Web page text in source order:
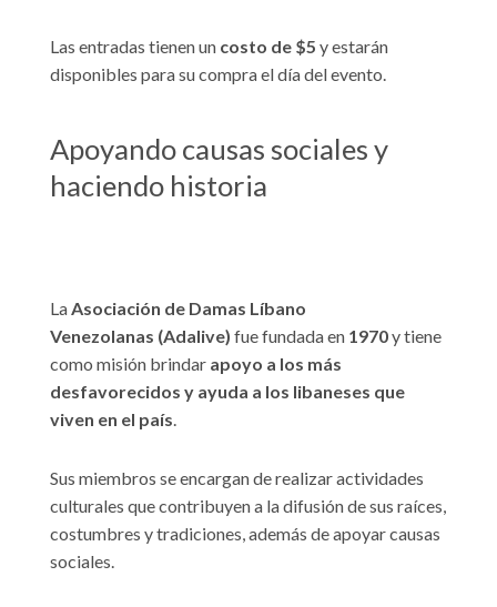
Las entradas tienen un costo de $5 y estarán
disponibles para su compra el día del evento.
Apoyando causas sociales y
haciendo historia
LaAsociación de Damas Líbano
Venezolanas (Adalive) fue fundada en 1970y tiene
como misión brindar apoyo a los más
desfavorecidos y ayuda a los libaneses que
viven en el país.
Sus miembros se encargan de realizar actividades
culturales que contribuyen a la difusión de sus raíces,
costumbres y tradiciones, además de apoyar causas
sociales.